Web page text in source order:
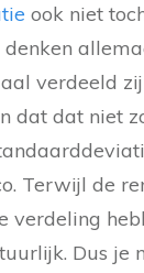
ook niet
verdeeld
dat dat niet
Terwijl de
verdeling
Dus je